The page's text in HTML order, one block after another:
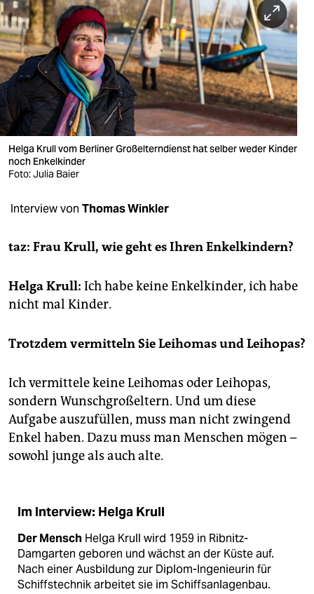
sport
berlin
nord
wahrheit
verlag
verlag
shop
fragen & hilfe
abo
Helga Krull vom Berliner Großelterndienst hat selber weder Kinder
noch Enkelkinder
Foto: Julia Baier
Interview von Thomas Winkler
taz: Frau Krull, wie geht es Ihren Enkelkindern?
Helga Krull: Ich habe keine Enkelkinder, ich habe
nicht mal Kinder.
Trotzdem vermitteln Sie Leihomas und Leihopas?
Ich vermittele keine Leihomas oder Leihopas,
sondern Wunschgroßeltern. Und um diese
Aufgabe auszufüllen, muss man nicht zwingend
Enkel haben. Dazu muss man Menschen mögen –
sowohl junge als auch alte.
Im Interview: Helga Krull
Der Mensch Helga Krull wird 1959 in Ribnitz-
Damgarten geboren und wächst an der Küste auf.
Nach einer Ausbildung zur Diplom-Ingenieurin für
Schiffstechnik arbeitet sie im Schiffsanlagenbau.